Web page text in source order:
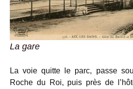
La gare
La voie quitte le parc, passe
Roche du Roi, puis près de